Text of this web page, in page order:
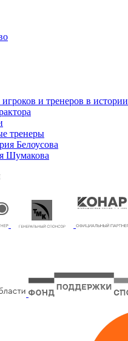
и тренеров в
тренеры
Белоусова
Шумакова